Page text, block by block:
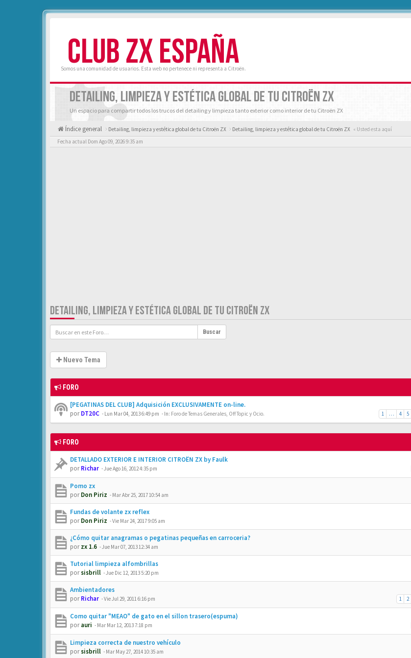
CLUB ZX ESPAÑA
Somos una comunidad de usuarios. Esta web no pertenece ni representa a Citroën.
DETAILING, LIMPIEZA Y ESTÉTICA GLOBAL DE TU CITROËN ZX
Un espacio para compartir todos los trucos del detailing y limpieza tanto exterior como interior de tu Citroën ZX
Índice general Detailing, limpieza y estética global de tu Citroën ZX Detailing, limpieza y estética global de tu Citroën ZX « Usted esta aquí
Fecha actual Dom Ago 09, 2026 9:35 am
DETAILING, LIMPIEZA Y ESTÉTICA GLOBAL DE TU CITROËN ZX
Buscar
Nuevo Tema
FORO
[PEGATINAS DEL CLUB] Adquisición EXCLUSIVAMENTE on-line.
1 … 4 5
porDT20C - Lun Mar 04, 2013 6:49 pm - In: Foro de Temas Generales, Off Topic y Ocio.
FORO
DETALLADO EXTERIOR E INTERIOR CITROËN ZX by Faulk
porRichar -Jue Ago 16, 2012 4:35 pm
Pomo zx
porDon Piriz - Mar Abr 25, 2017 10:54 am
Fundas de volante zx reflex
porDon Piriz -Vie Mar 24, 2017 9:05 am
¿Cómo quitar anagramas o pegatinas pequeñas en carroceria?
porzx 1.6 -Jue Mar 07, 2013 12:34 am
Tutorial limpieza alfombrillas
porsisbrill -Jue Dic 12, 2013 5:20 pm
Ambientadores
1 2
porRichar -Vie Jul 29, 2011 6:16 pm
Como quitar "MEAO" de gato en el sillon trasero(espuma)
porauri - Mar Mar 12, 2013 7:18 pm
Limpieza correcta de nuestro vehículo
porsisbrill - Mar May 27, 2014 10:35 am